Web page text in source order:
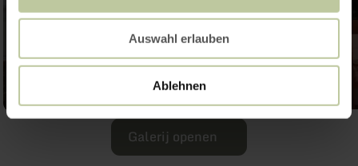
Auswahl erlauben
Ablehnen
Galerij openen